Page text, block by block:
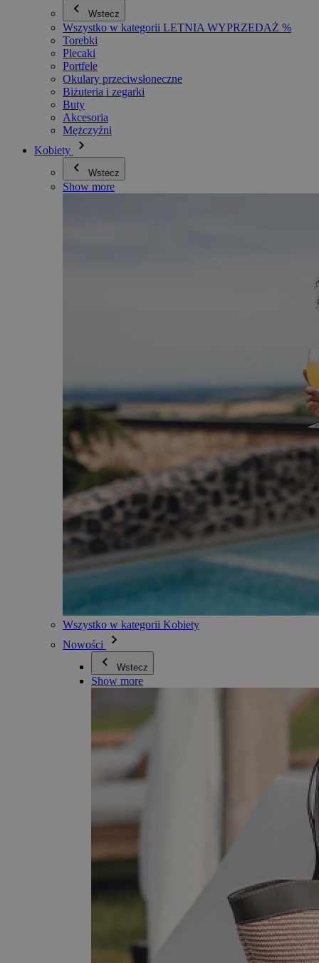
Wstecz
Wszystko w kategorii LETNIA WYPRZEDAŻ %
Torebki
Plecaki
Portfele
Okulary przeciwsłoneczne
Biżuteria i zegarki
Buty
Akcesoria
Mężczyźni
Kobiety
Wstecz
Show more
Wszystko w kategorii Kobiety
Nowości
Wstecz
Show more